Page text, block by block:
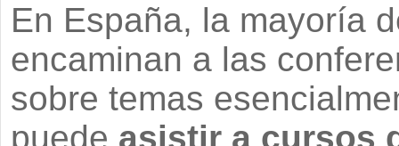
En España, la mayoría
encaminan a las
sobre temas
puede asistir a cursos